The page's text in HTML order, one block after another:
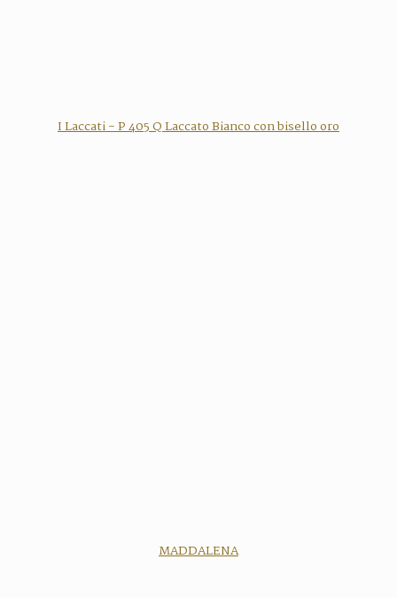
I Laccati - P 405 Q Laccato Bianco con bisello oro
MADDALENA